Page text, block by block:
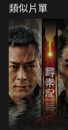
類似片單